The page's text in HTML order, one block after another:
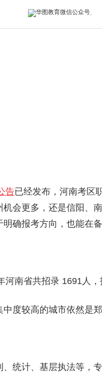
告已经发布，河南考区
会更多，还是信阳、
确报考方向，也能在
南省共招录 1691人，
度较高的城市依然是
统计、基层执法等，